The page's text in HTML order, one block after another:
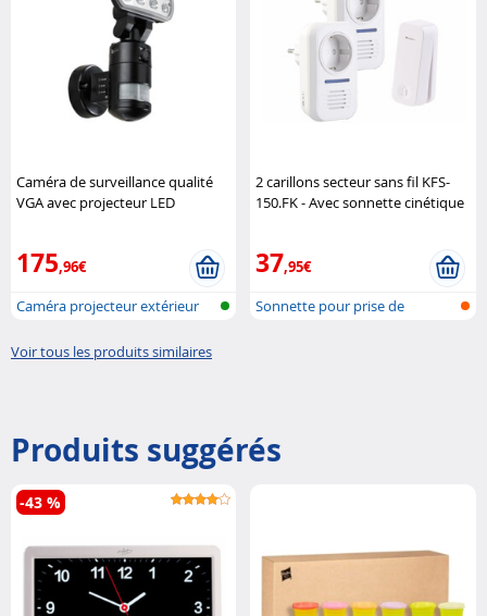
Caméra de surveillance qualité
VGA avec projecteur LED
175,96€
Caméra projecteur extérieur
2 carillons secteur sans fil KFS-
150.FK - Avec sonnette cinétique
37,95€
Sonnette pour prise de
Voir tous les produits similaires
Produits suggérés
-43 %